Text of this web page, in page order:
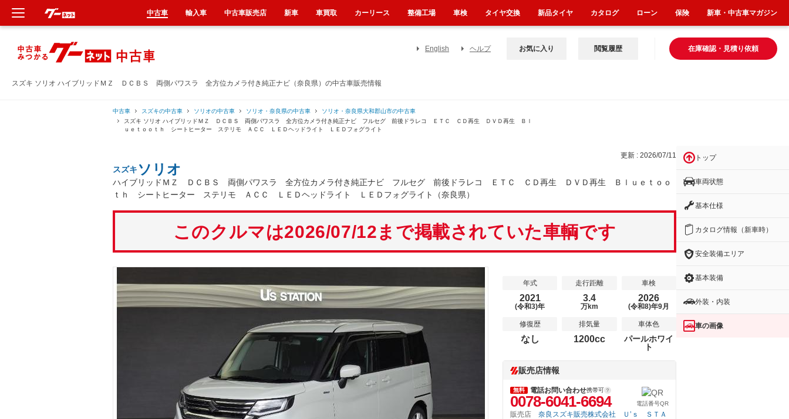
スズキ ソリオ ハイブリッドＭＺ ＤＣＢＳ 両側パワスラ 全方位カメラ付き純正ナビ（奈良県）の中古車販売情報
English ヘルプ 在庫確認・見積り依頼
お気に入り 閲覧履歴
中古車 スズキの中古車 ソリオの中古車 ソリオ・奈良県の中古車
ソリオ・奈良県大和郡山市の中古車
スズキ ソリオ ハイブリッドＭＺ ＤＣＢＳ 両側パワスラ 全方位カメラ付き純正ナビ フルセグ 前後ドラレコ ＥＴＣ ＣＤ再生 ＤＶＤ再生 Ｂｌ
ｕｅｔｏｏｔｈ シートヒーター ステリモ ＡＣＣ ＬＥＤヘッドライト ＬＥＤフォグライト
更新 : 2026/07/11
スズキソリオ
ハイブリッドＭＺ ＤＣＢＳ 両側パワスラ 全方位カメラ付き純正ナビ フルセグ 前後ドラレコ ＥＴＣ ＣＤ再生 ＤＶＤ再生 Ｂｌｕｅｔｏｏ
ｔｈ シートヒーター ステリモ ＡＣＣ ＬＥＤヘッドライト ＬＥＤフォグライト（奈良県）
このクルマは2026/07/12まで掲載されていた車輌です
年式
2021
(令和3)年
走行距離
3.4
万km
車検
2026
(令和8)年9月
修復歴
なし
排気量
1200cc
車体色
パールホワイ
ト
販売店情報
無料 電話お問い合わせ携帯可
0078-6041-6694 電話番号QR
販売店
奈良スズキ販売株式会社 Ｕ’ｓ ＳＴＡ
トップ
車両状態
基本仕様
カタログ情報（新車時）
安全装備エリア
基本装備
外装・内装
車の画像
中古車 輸入車 中古車販売店 新車 車買取 カーリース 整備工場 車検 タイヤ交換 新品タイヤ カタログ ローン 保険 新車・中古車マガジン
新車
中古車